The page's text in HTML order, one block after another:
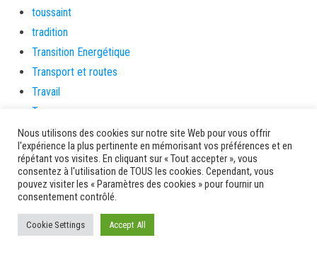
toussaint
tradition
Transition Energétique
Transport et routes
Travail
Travaux
Travaux THD
travaux utiles
TSUNAMI
TZCLD
uncategorized
Venir en Martinique
Nous utilisons des cookies sur notre site Web pour vous offrir
l'expérience la plus pertinente en mémorisant vos préférences et en
répétant vos visites. En cliquant sur « Tout accepter », vous
consentez à l'utilisation de TOUS les cookies. Cependant, vous
pouvez visiter les « Paramètres des cookies » pour fournir un
consentement contrôlé.
Cookie Settings Accept All